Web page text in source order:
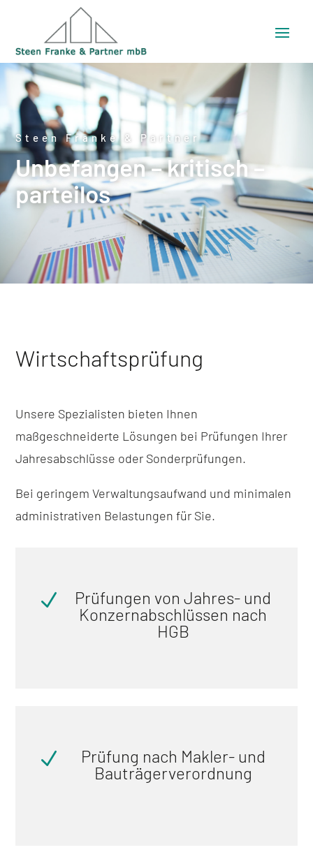
Steen Franke & Partner
Unbefangen – kritisch –
parteilos
Wirtschaftsprüfung
Unsere Spezialisten bieten Ihnen
maßgeschneiderte Lösungen bei Prüfungen Ihrer
Jahresabschlüsse oder Sonderprüfungen.
Bei geringem Verwaltungsaufwand und minimalen
administrativen Belastungen für Sie.
N
Prüfungen von Jahres- und
Konzernabschlüssen nach
HGB
N
Prüfung nach Makler- und
Bauträgerverordnung